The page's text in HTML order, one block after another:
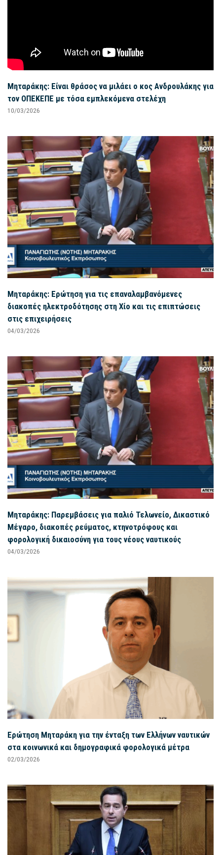
Μηταράκης: Είναι θράσος να μιλάει ο κος Ανδρουλάκης για
τον ΟΠΕΚΕΠΕ με τόσα εμπλεκόμενα στελέχη
10/03/2026
Μηταράκης: Ερώτηση για τις επαναλαμβανόμενες
διακοπές ηλεκτροδότησης στη Χίο και τις επιπτώσεις
στις επιχειρήσεις
04/03/2026
Μηταράκης: Παρεμβάσεις για παλιό Τελωνείο, Δικαστικό
Μέγαρο, διακοπές ρεύματος, κτηνοτρόφους και
φορολογική δικαιοσύνη για τους νέους ναυτικούς
04/03/2026
Ερώτηση Μηταράκη για την ένταξη των Ελλήνων ναυτικών
στα κοινωνικά και δημογραφικά φορολογικά μέτρα
02/03/2026